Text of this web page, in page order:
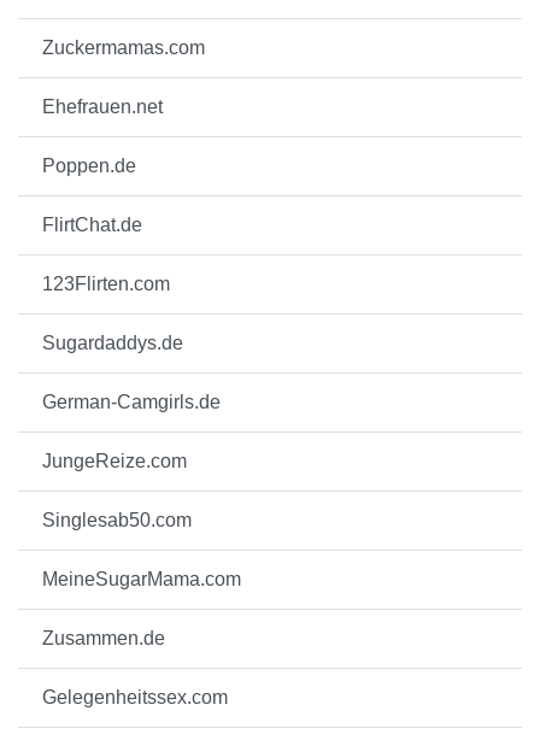
Zuckermamas.com
Ehefrauen.net
Poppen.de
FlirtChat.de
123Flirten.com
Sugardaddys.de
German-Camgirls.de
JungeReize.com
Singlesab50.com
MeineSugarMama.com
Zusammen.de
Gelegenheitssex.com